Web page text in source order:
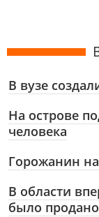
В вузе
На острове
человека
Горожанин
В области
было